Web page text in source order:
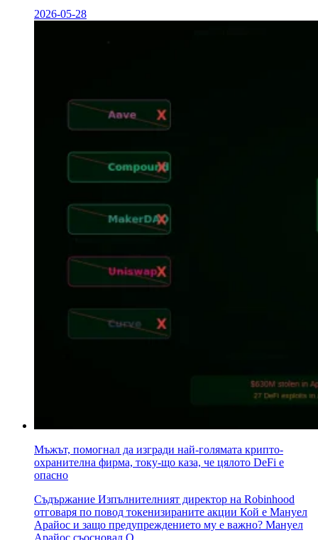
2026-05-28
Мъжът, помогнал да изгради най-голямата крипто-
охранителна фирма, току-що каза, че цялото DeFi е
опасно
Съдържание Изпълнителният директор на Robinhood
отговаря по повод токенизираните акции Кой е Мануел
Арайос и защо предупреждението му е важно? Мануел